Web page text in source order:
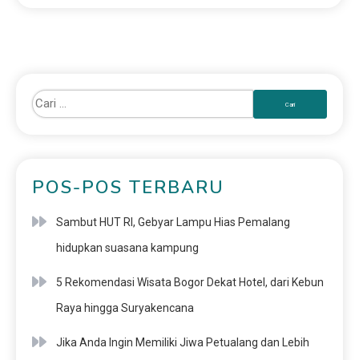
POS-POS TERBARU
Sambut HUT RI, Gebyar Lampu Hias Pemalang
hidupkan suasana kampung
5 Rekomendasi Wisata Bogor Dekat Hotel, dari Kebun
Raya hingga Suryakencana
Jika Anda Ingin Memiliki Jiwa Petualang dan Lebih